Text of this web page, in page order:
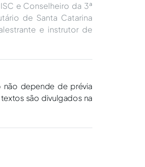
e Conselheiro da 3ª
de Santa Catarina
e instrutor de
não depende de prévia
são divulgados na